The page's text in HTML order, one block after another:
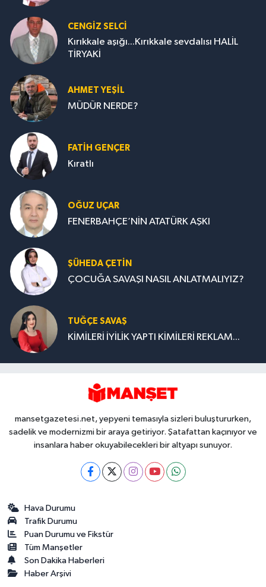
CENGİZ SELCİ
Kırıkkale aşığı...Kırıkkale sevdalısı HALİL
TİRYAKİ
AHMET YEŞİL
MÜDÜR NERDE?
FATIH GENÇER
Kıratlı
OĞUZ UÇAR
FENERBAHÇE’NİN ATATÜRK AŞKI
ŞÜHEDA ÇETİN
ÇOCUĞA SAVAŞI NASIL ANLATMALIYIZ?
TUĞÇE SAVAŞ
KİMİLERİ İYİLİK YAPTI KİMİLERİ REKLAM...
mansetgazetesi.net, yepyeni temasıyla sizleri buluştururken,
sadelik ve modernizmi bir araya getiriyor. Şatafattan kaçınıyor ve
insanlara haber okuyabilecekleri bir altyapı sunuyor.
Hava Durumu
Trafik Durumu
Puan Durumu ve Fikstür
Tüm Manşetler
Son Dakika Haberleri
Haber Arşivi